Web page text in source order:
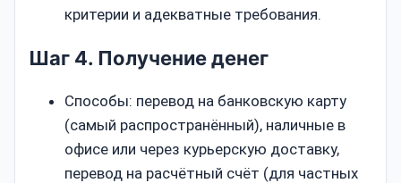
критерии и адекватные требования.
Шаг 4. Получение денег
Способы: перевод на банковскую карту
(самый распространённый), наличные в
офисе или через курьерскую доставку,
перевод на расчётный счёт (для частных